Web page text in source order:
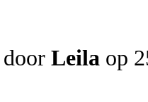
Leila op